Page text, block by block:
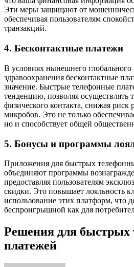
Эти меры защищают от
обеспечивая пользователям
транзакций.
4. Бесконтактные платежи
В условиях нынешнего глобального
здравоохранения бесконтактные
значение. Быстрые телефонные
тенденцию, позволяя осуществлять
физического контакта, снижая риск
микробов. Это не только
но и способствует общей
5. Бонусы и программы
Приложения для быстрых
объединяют программы
предоставляя пользователям
скидки. Это повышает лояльность
использование этих платформ, что
беспроигрышной как для
Решения для быстрых
платежей